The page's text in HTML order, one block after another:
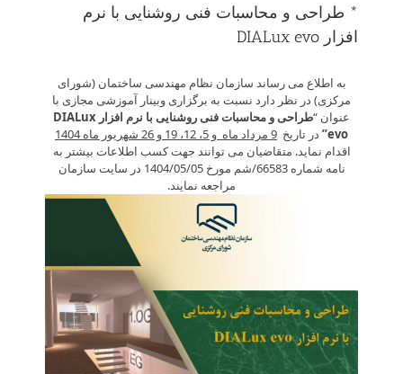
* طراحی و محاسبات فنی روشنایی با نرم
افزار DIALux evo
به اطلاع می رساند سازمان نظام مهندسی ساختمان (شورای
مرکزی) در نظر دارد نسبت به برگزاری وبینار آموزشی مجازی با
عنوان “طراحی و محاسبات فنی روشنایی با نرم افزار DIALux
evo
” در تاریخ 9 مرداد ماه و 5، 12، 19 و 26 شهریور ماه 1404
اقدام نماید. متقاضیان می توانند جهت کسب اطلاعات بیشتر به
نامه شماره 66583/ش­م مورخ 1404/05/05 در سایت سازمان
مراجعه نمایند.